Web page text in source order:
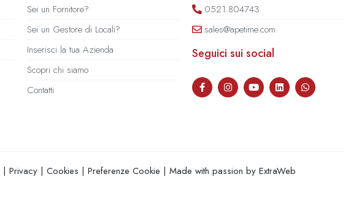
Sei un Fornitore?
Sei un Gestore di Locali?
Inserisci la tua Azienda
Scopri chi siamo
Contatti
0521.804743
sales@apetime.com
Seguici sui social
| Privacy | Cookies | Preferenze Cookie | Made with passion by ExtraWeb